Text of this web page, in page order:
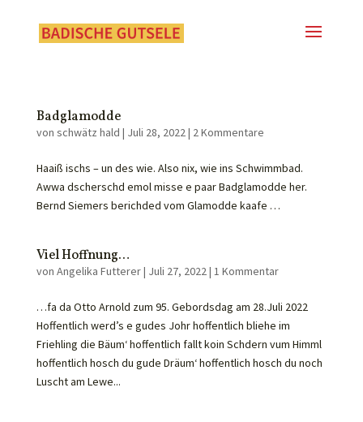
Badglamodde
von schwätz hald | Juli 28, 2022| 2 Kommentare
Haaiß ischs – un des wie. Also nix, wie ins Schwimmbad.
Awwa dscherschd emol misse e paar Badglamodde her.
Bernd Siemers berichded vom Glamodde kaafe …
Viel Hoffnung…
von Angelika Futterer| Juli 27, 2022| 1 Kommentar
…fa da Otto Arnold zum 95. Gebordsdag am 28.Juli 2022
Hoffentlich werd’s e gudes Johr hoffentlich bliehe im
Friehling die Bäum‘ hoffentlich fallt koin Schdern vum Himml
hoffentlich hosch du gude Dräum‘ hoffentlich hosch du noch
Luscht am Lewe...